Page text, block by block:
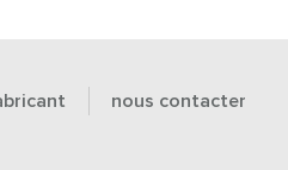
nous contacter